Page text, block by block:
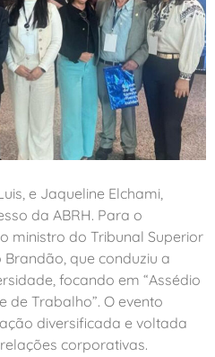
e Jaqueline Elchami,
da ABRH. Para o
ministro do Tribunal Superior
que conduziu a
focando em “Assédio
de Trabalho”. O evento
diversificada e voltada
corporativas.